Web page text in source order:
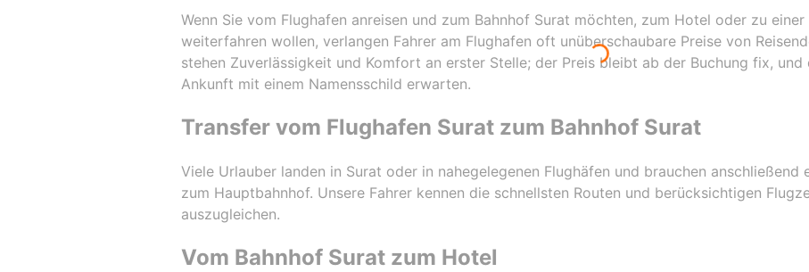
Wenn Sie vom Flughafen anreisen und zum Bahnhof Surat möchten, zum Hotel oder zu
weiterfahren wollen, verlangen Fahrer am Flughafen oft unüberschaubare Preise von
stehen Zuverlässigkeit und Komfort an erster Stelle; der Preis bleibt ab der Buchung fix, und
Ankunft mit einem Namensschild erwarten.
Transfer vom Flughafen Surat zum Bahnhof Surat
Viele Urlauber landen in Surat oder in nahegelegenen Flughäfen und brauchen anschließend
zum Hauptbahnhof. Unsere Fahrer kennen die schnellsten Routen und berücksichtigen
auszugleichen.
Vom Bahnhof Surat zum Hotel